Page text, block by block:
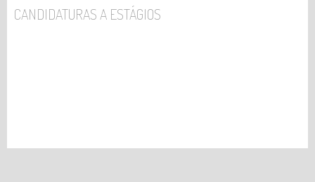
CONCURSOS PÚBLICOS
CANDIDATURAS A ESTÁGIOS